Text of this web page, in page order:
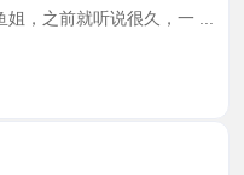
，之前就听说很久，一 ...